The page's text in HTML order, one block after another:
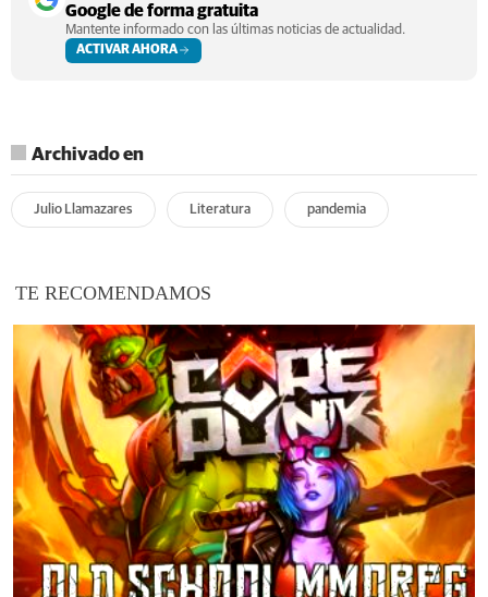
Google de forma gratuita
Mantente informado con las últimas noticias de actualidad.
ACTIVAR AHORA
Archivado en
Julio Llamazares Literatura pandemia
TE RECOMENDAMOS